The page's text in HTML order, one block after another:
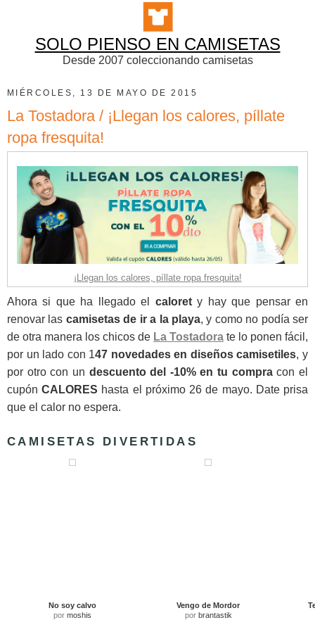
SOLO PIENSO EN CAMISETAS
Desde 2007 coleccionando camisetas
MIÉRCOLES, 13 DE MAYO DE 2015
La Tostadora / ¡Llegan los calores, píllate
ropa fresquita!
¡Llegan los calores, píllate ropa fresquita!
Ahora si que ha llegado el calorety hay que pensar en
renovar las camisetas de ir a la playa, y como no podía ser
de otra manera los chicos de La Tostadora te lo ponen fácil,
por un lado con 147 novedades en diseños camisetiles, y
por otro con un descuento del -10% en tu compracon el
cupónCALORES hasta el próximo 26 de mayo. Date prisa
que el calor no espera.
CAMISETAS DIVERTIDAS
No soy calvo
por moshis
Vengo de Mordor
por brantastik